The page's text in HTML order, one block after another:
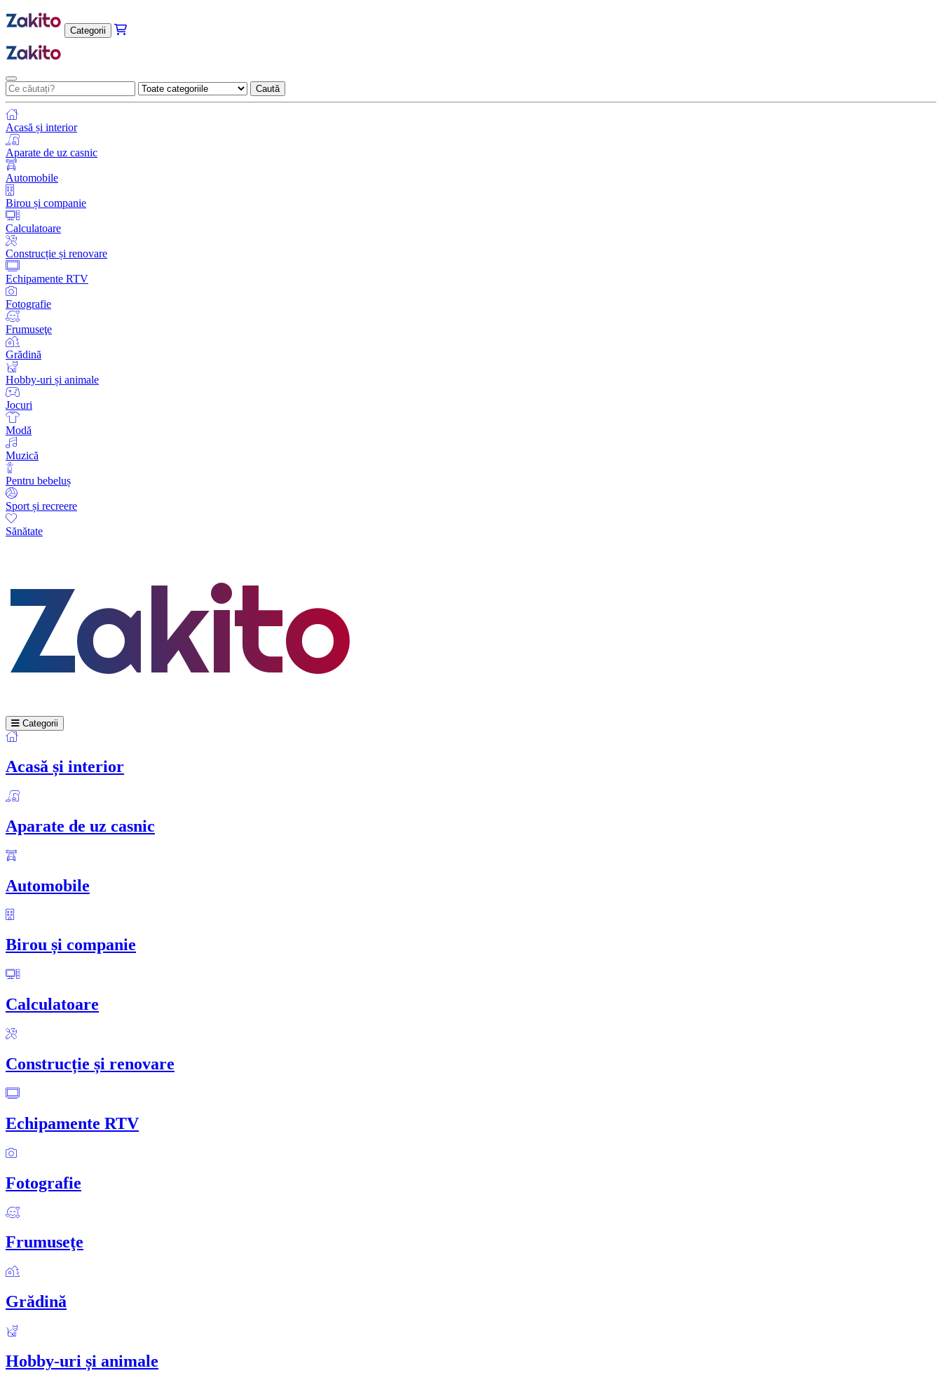
Categorii
Caută
Acasă și interior
Aparate de uz casnic
Automobile
Birou și companie
Calculatoare
Construcție și renovare
Echipamente RTV
Fotografie
Frumuseţe
Grădină
Hobby-uri și animale
Jocuri
Modă
Muzică
Pentru bebeluș
Sport și recreere
Sănătate
Categorii
Acasă și interior
Aparate de uz casnic
Automobile
Birou și companie
Calculatoare
Construcție și renovare
Echipamente RTV
Fotografie
Frumuseţe
Grădină
Hobby-uri și animale